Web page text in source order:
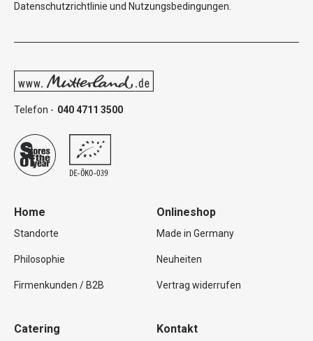
Datenschutzrichtlinie und Nutzungsbedingungen
Telefon - 040 4711 3500
Home
Standorte
Philosophie
Firmenkunden / B2B
Onlineshop
Made in Germany
Neuheiten
Vertrag widerrufen
Catering Kontakt